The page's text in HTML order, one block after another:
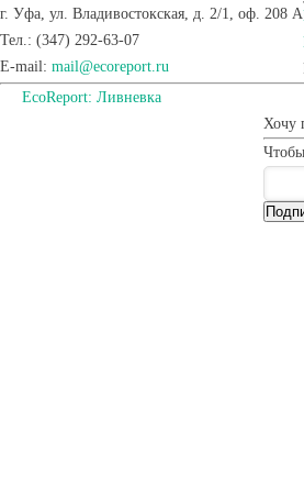
г. Уфа, ул. Владивостокская, д. 2/1, оф. 208 A
Тел.: (347) 292-63-07
E-mail: mail@ecoreport.ru
EcoReport: Ливневка
Хочу